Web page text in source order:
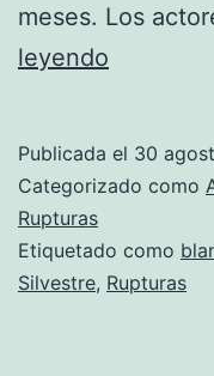
meses. Los
leyendo
Miguel
Silvestre
ya
Publicada el 30
Categorizado como
Rupturas
Etiquetado como
Silvestre, Rupturas